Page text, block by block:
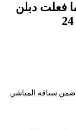
فعلت دبلن
ضمن سياقه المباشر.